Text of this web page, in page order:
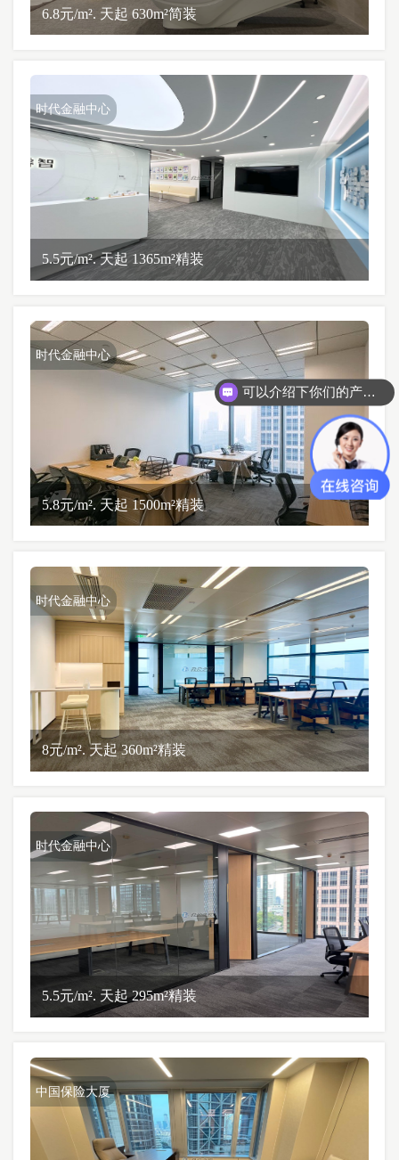
6.8元/m². 天起 630m²简装
时代金融中心
5.5元/m². 天起 1365m²精装
时代金融中心
5.8元/m². 天起 1500m²精装
时代金融中心
8元/m². 天起 360m²精装
时代金融中心
5.5元/m². 天起 295m²精装
中国保险大厦
可以介绍下你们的产品么？